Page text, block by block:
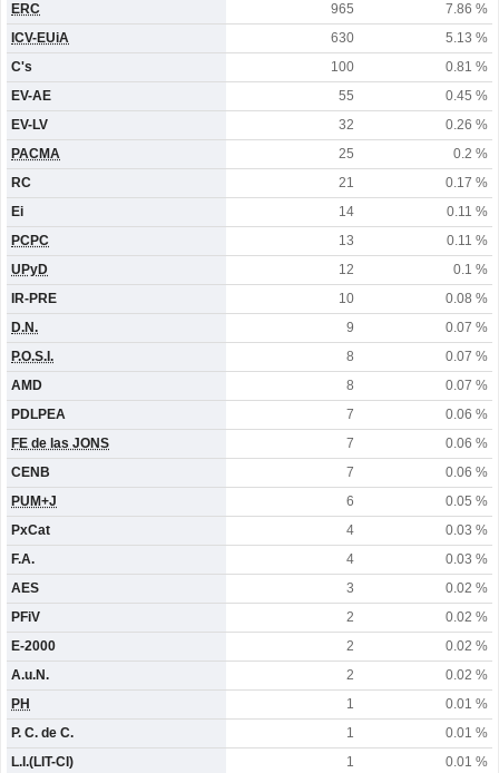
ERC
965
7.86 %
ICV-EUiA
630
5.13 %
C's
100
0.81 %
EV-AE
55
0.45 %
EV-LV
32
0.26 %
PACMA
25
0.2 %
RC
21
0.17 %
Ei
14
0.11 %
PCPC
13
0.11 %
UPyD
12
0.1 %
IR-PRE
10
0.08 %
D.N.
9
0.07 %
P.O.S.I.
8
0.07 %
AMD
8
0.07 %
PDLPEA
7
0.06 %
FE de las JONS
7
0.06 %
CENB
7
0.06 %
PUM+J
6
0.05 %
PxCat
4
0.03 %
F.A.
4
0.03 %
AES
3
0.02 %
PFiV
2
0.02 %
E-2000
2
0.02 %
A.u.N.
2
0.02 %
PH
1
0.01 %
P. C. de C.
1
0.01 %
L.I.(LIT-CI)
1 0.01 %